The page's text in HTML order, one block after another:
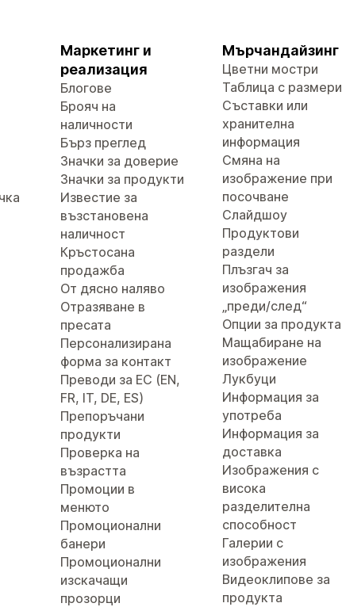
Маркетинг и
реализация
Блогове
Брояч на
наличности
Бърз преглед
Значки за доверие
Значки за продукти
Известие за
възстановена
наличност
Кръстосана
продажба
От дясно наляво
Отразяване в
пресата
Персонализирана
форма за контакт
Преводи за ЕС (EN,
FR, IT, DE, ES)
Препоръчани
продукти
Проверка на
възрастта
Промоции в
менюто
Промоционални
банери
Промоционални
изскачащи
прозорци
Мърчандайзинг
Цветни мостри
Таблица с размери
Съставки или
хранителна
информация
Смяна на
изображение при
посочване
Слайдшоу
Продуктови
раздели
Плъзгач за
изображения
„преди/след“
Опции за продукта
Мащабиране на
изображение
Лукбуци
Информация за
употреба
Информация за
доставка
Изображения с
висока
разделителна
способност
Галерии с
изображения
Видеоклипове за
продукта